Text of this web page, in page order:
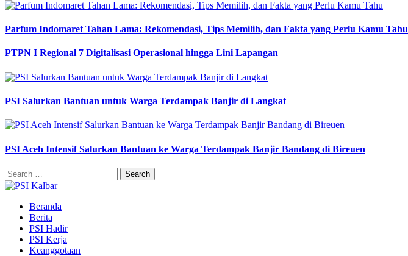
Parfum Indomaret Tahan Lama: Rekomendasi, Tips Memilih, dan Fakta yang Perlu Kamu Tahu
PTPN I Regional 7 Digitalisasi Operasional hingga Lini Lapangan
PSI Salurkan Bantuan untuk Warga Terdampak Banjir di Langkat
PSI Aceh Intensif Salurkan Bantuan ke Warga Terdampak Banjir Bandang di Bireuen
Search
for:
Beranda
Berita
PSI Hadir
PSI Kerja
Keanggotaan